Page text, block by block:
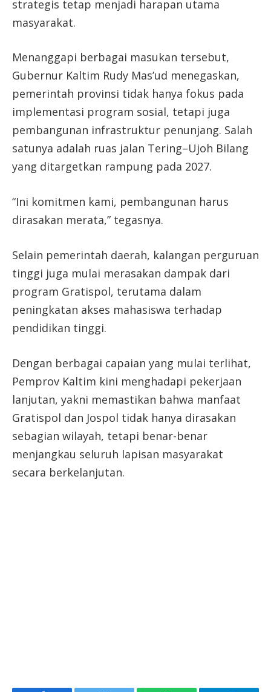
strategis tetap menjadi harapan utama
masyarakat.
Menanggapi berbagai masukan tersebut,
Gubernur Kaltim Rudy Mas’ud menegaskan,
pemerintah provinsi tidak hanya fokus pada
implementasi program sosial, tetapi juga
pembangunan infrastruktur penunjang. Salah
satunya adalah ruas jalan Tering–Ujoh Bilang
yang ditargetkan rampung pada 2027.
“Ini komitmen kami, pembangunan harus
dirasakan merata,” tegasnya.
Selain pemerintah daerah, kalangan perguruan
tinggi juga mulai merasakan dampak dari
program Gratispol, terutama dalam
peningkatan akses mahasiswa terhadap
pendidikan tinggi.
Dengan berbagai capaian yang mulai terlihat,
Pemprov Kaltim kini menghadapi pekerjaan
lanjutan, yakni memastikan bahwa manfaat
Gratispol dan Jospol tidak hanya dirasakan
sebagian wilayah, tetapi benar-benar
menjangkau seluruh lapisan masyarakat
secara berkelanjutan.